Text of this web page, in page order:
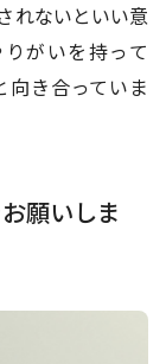
れないといい意
がいを持って
向き合っていま
願いしま